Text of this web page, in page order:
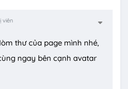
viên
thư của page mình nhé,
ngay bên cạnh avatar